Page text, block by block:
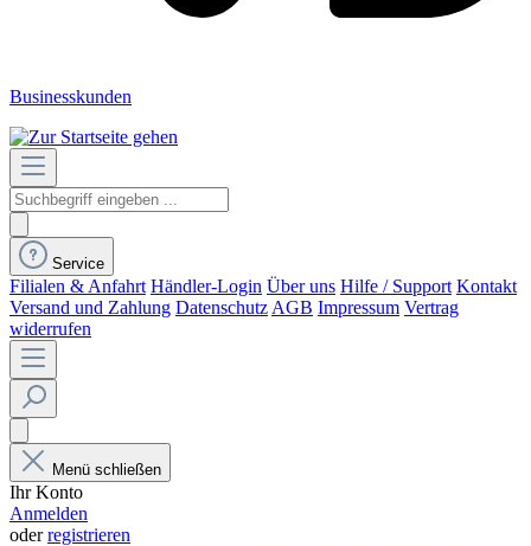
Businesskunden
Service
Filialen & Anfahrt Händler-Login Über uns Hilfe / Support Kontakt
Versand und Zahlung Datenschutz AGB Impressum Vertrag
widerrufen
Menü schließen
Ihr Konto
Anmelden
oderregistrieren